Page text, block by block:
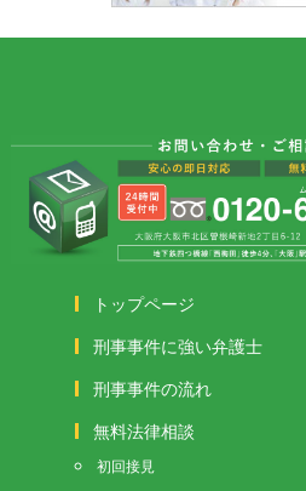
トップページ
刑事事件に強い弁護士
刑事事件の流れ
無料法律相談
初回接見